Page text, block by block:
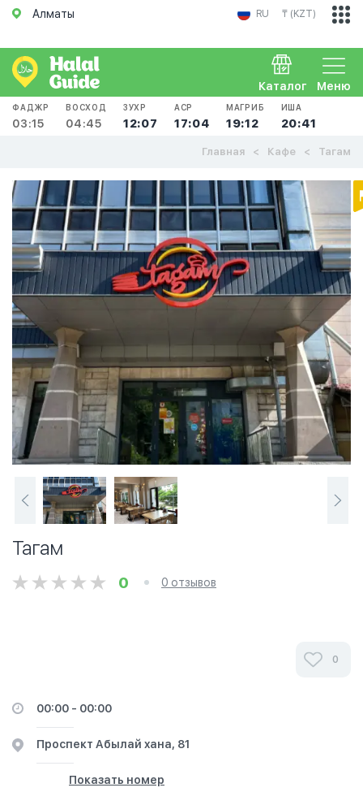
Алматы RU ₸ (KZT)
Меню
Каталог
ФАДЖР
03:15
ВОСХОД
04:45
ЗУХР
12:07
АСР
17:04
МАГРИБ
19:12
ИША
20:41
Главная Кафе Тагам
Тагам
0 0 отзывов
0
00:00 - 00:00
​Проспект Абылай хана, 81
Показать номер